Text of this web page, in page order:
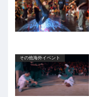
その他海外イベント